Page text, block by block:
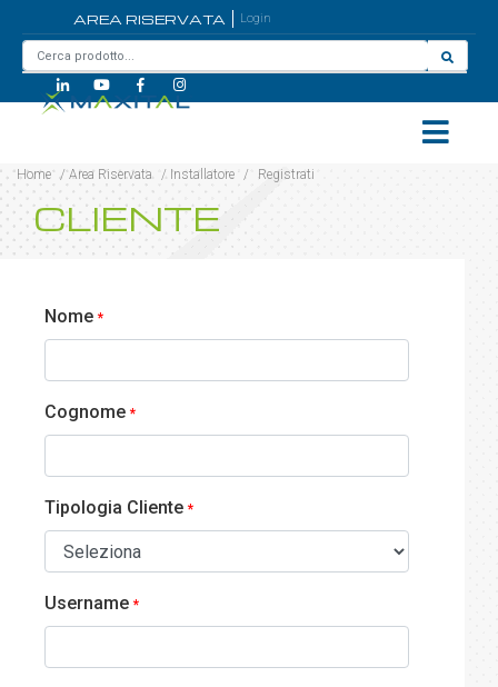
AREA RISERVATA Login
Home / Area Riservata / Installatore / Registrati
CLIENTE
Nome *
Cognome *
Tipologia Cliente *
Username *